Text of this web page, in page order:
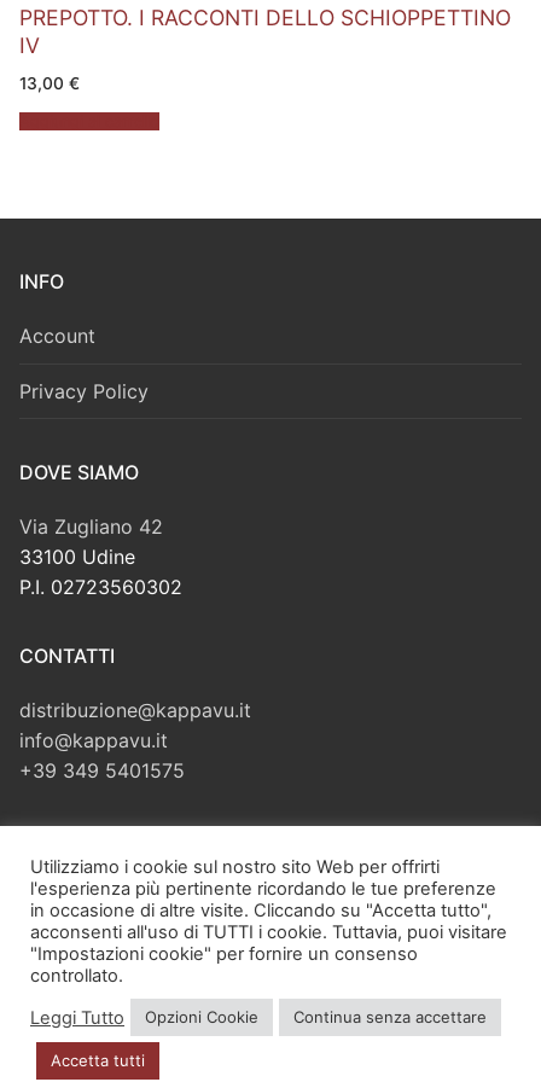
PREPOTTO. I RACCONTI DELLO SCHIOPPETTINO
IV
13,00 €
INFO
Account
Privacy Policy
DOVE SIAMO
Via Zugliano 42
33100 Udine
P.I. 02723560302
CONTATTI
distribuzione@kappavu.it
info@kappavu.it
+39 349 5401575
Cerca:
Copyright © 2026 Kappa Vu di Velliscig Giuliano – Via Zugliano,
42 – 33100 Udine (UD) – P.I. 02723560302 – PEC:
Utilizziamo i cookie sul nostro sito Web per offrirti
l'esperienza più pertinente ricordando le tue preferenze
in occasione di altre visite. Cliccando su "Accetta tutto",
acconsenti all'uso di TUTTI i cookie. Tuttavia, puoi visitare
"Impostazioni cookie" per fornire un consenso
controllato.
Leggi Tutto
Opzioni Cookie Continua senza accettare
Accetta tutti